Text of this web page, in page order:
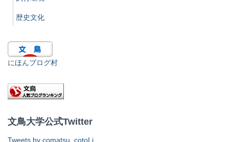
歴史文化
にほんブログ村
文鳥大学公式Twitter
Tweets by comatsu_cotoLi